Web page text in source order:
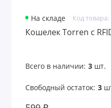
Расчески
Садовые аксессуары
Светоотражатели
На складе Код товара:
Кошелек Torren с
Всего в наличии: 3шт.
Свободный остаток: 3